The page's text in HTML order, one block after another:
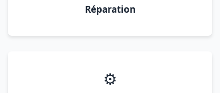
Réparation
⚙️